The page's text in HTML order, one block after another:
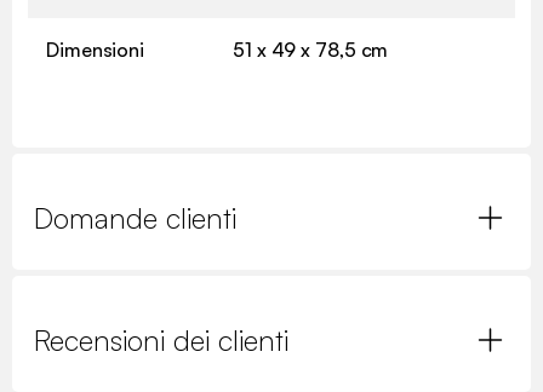
Dimensioni 51 x 49 x 78,5 cm
Domande clienti
Recensioni dei clienti